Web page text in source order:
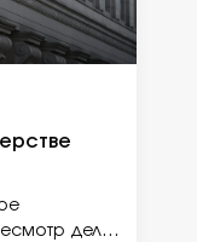
дело